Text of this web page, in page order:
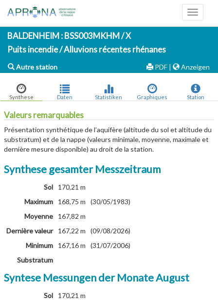
Toggle
BALDENHEIM : BSS003MKHM / X
Puits incendie / Alluvions récentes rhénanes
Autre station PDF | Anzeigen
Synthese Daten Statistiken Graphiques Station
Valeurs remarquables
Présentation synthétique de l’aquifère (altitude du sol et altitude du
substratum) et de la nappe (valeurs minimale, moyenne, maximale et
dernière mesure disponible) au droit de la station.
Synthese gesamter Messzeitraum
Sol
170,21 m
Maximum
168,75 m
(30/05/1983)
Moyenne
167,82 m
Dernière valeur
167,22 m
(09/08/2026)
Minimum
167,16 m
(31/07/2006)
Substratum
Syntese Messungen der Monate August
Sol
170,21 m